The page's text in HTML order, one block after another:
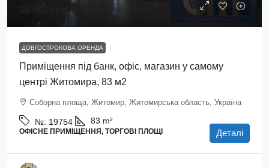
16 600 грн. в мес.
ДОВГОСТРОКОВА ОРЕНДА
Приміщення під банк, офіс, магазин у самому
центрі Житомира, 83 м2
Соборна площа, Житомир, Житомирська область, Україна
№: 19754 83 m²
ОФІСНЕ ПРИМІЩЕННЯ, ТОРГОВІ ПЛОЩІ Деталі